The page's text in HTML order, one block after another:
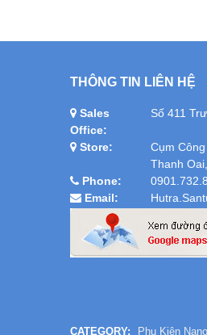
THÔNG TIN LIÊN HỆ
Sales
Office:
Số 411
Store:
Cụm
Thanh
Phone:
Email:
CATEGORY: Phụ Kiện Nano